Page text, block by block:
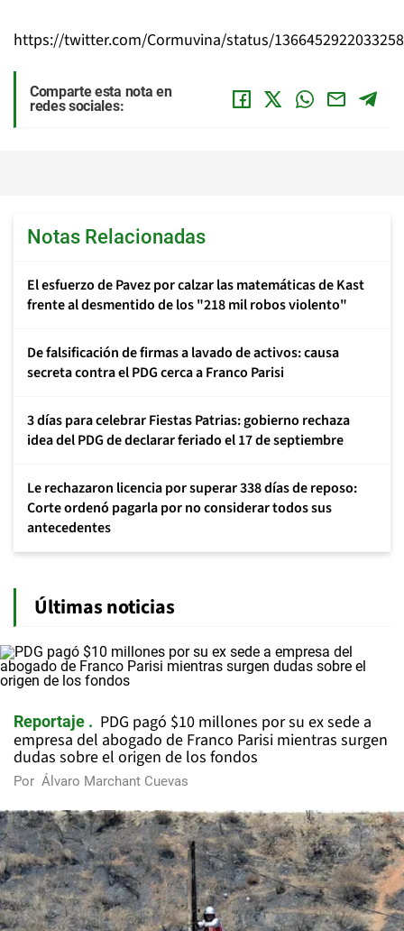
https://twitter.com/Cormuvina/status/
Comparte esta nota en
redes sociales:
Notas Relacionadas
El esfuerzo de Pavez por calzar las matemáticas de Kast
frente al desmentido de los "218 mil robos violento"
De falsificación de firmas a lavado de activos: causa
secreta contra el PDG cerca a Franco Parisi
3 días para celebrar Fiestas Patrias: gobierno rechaza
idea del PDG de declarar feriado el 17 de septiembre
Le rechazaron licencia por superar 338 días de reposo:
Corte ordenó pagarla por no considerar todos sus
antecedentes
Últimas noticias
Reportaje
PDG pagó $10 millones por su ex sede a
empresa del abogado de Franco Parisi mientras surgen
dudas sobre el origen de los fondos
Por Álvaro Marchant Cuevas